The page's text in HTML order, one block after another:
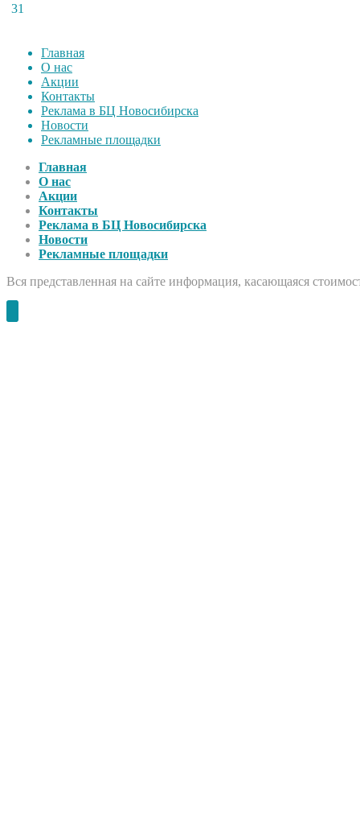
31
Главная
О нас
Акции
Контакты
Реклама в БЦ Новосибирска
Новости
Рекламные площадки
Главная
О нас
Акции
Контакты
Реклама в БЦ Новосибирска
Новости
Рекламные площадки
Вся представленная на сайте информация, касающаяся